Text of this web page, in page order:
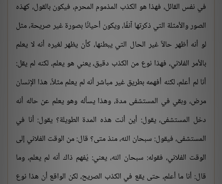
في نفس القائل، فهذا هو الكذب المذموم المحرم، فيكون بالقول، كهذه
الصور والأمثلة التي ذكرتها آنفًا، ويكون أحيانًا بصورة غير صريحة، مثل
لو أنه أظهر حالاً غير الحال التي يبطنها، كأن يظهر لغيره أنه لا يعلم
بالأمر الفلاني، فهذا نوع من الكذب دقيق، يعني هو يعلم، لكنه لم يقل:
أنا لم أعلم، لكنه أفهمه بطريق غير مباشر أنه لم يعلم مثلاً، هذا الإنسان
مرض، وبقي في المستشفى مدة، وهذا يسأله وهو يعلم عن حاله أنه
دخل المستشفى، يقول: أين أنت هذه المدة الطويلة؟ يقول: أنا في
المستشفى، فيقول: سبحان الله، منذ متى؟ قال: من الوقت الفلاني إلى
الوقت الفلاني، فقوله: سبحان الله، يعني: يُفهم ذاك أنه لم يعلم، وما
قال: أنا ما أعلم، حتى يقع في الكذب الصريح، لكن الواقع أن هذا نوع